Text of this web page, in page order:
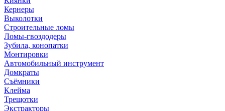
Кернеры
Выколотки
Строительные ломы
Ломы-гвоздодеры
Зубила, конопатки
Монтировки
Автомобильный инструмент
Домкраты
Съёмники
Клейма
Трещотки
Экстракторы